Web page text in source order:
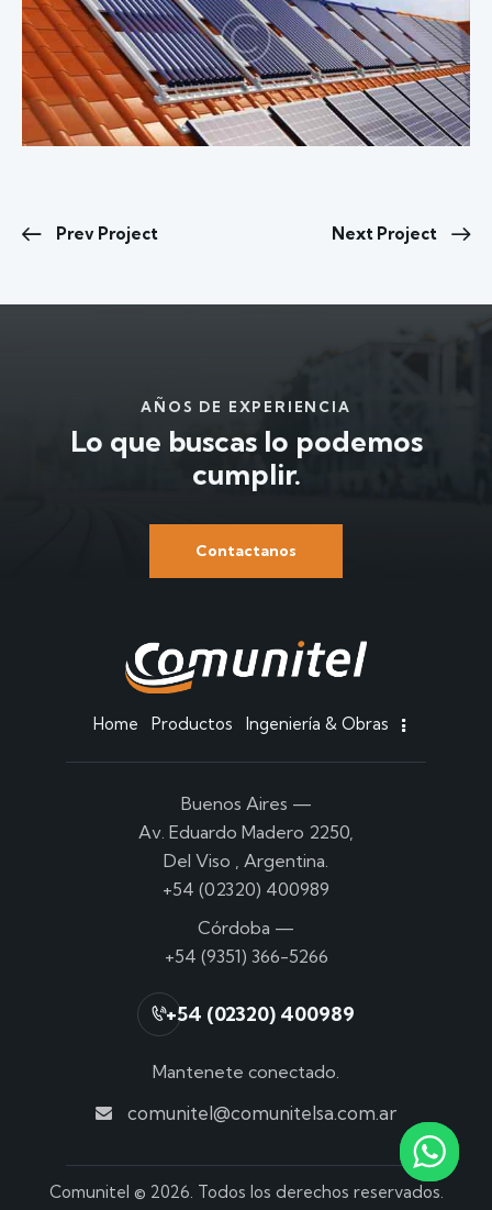
Prev Project Next Project
AÑOS DE EXPERIENCIA
Lo que buscas lo podemos
cumplir.
Contactanos
Home Productos Ingeniería & Obras
Buenos Aires —
Av. Eduardo Madero 2250,
Del Viso , Argentina.
+54 (02320) 400989
Córdoba —
+54 (9351) 366-5266
+54 (02320) 400989
Mantenete conectado.
comunitel@comunitelsa.com.ar
Comunitel © 2026. Todos los derechos reservados.